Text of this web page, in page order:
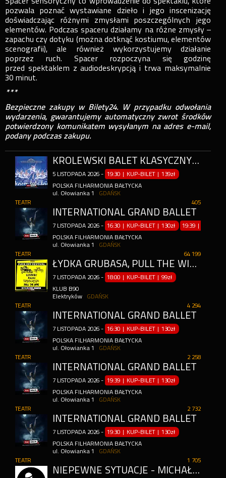
pozwala poznać wystawiane dzieło i jego inscenizację
doświadczając różnymi zmysłami poszczególnych jego
elementów. Podczas spaceru działamy na różne zmysły –
zapachu czy dotyku (można dotknąć kostiumu, elementów
scenografii), ale również wykorzystujemy działanie
poprzez ruch. Spacer rozpoczyna się godzinę
przed spektaklem z audiodeskrypcją i trwa maksymalnie
30 minut.
***
Bezpieczne zakupy w Bilety24. W przypadku odwołania
wydarzenia, gwarantujemy automatyczny zwrot środków
potwierdzony komunikatem wysyłanym na adres e-mail,
podany podczas zakupu.
KRÓLEWSKI BALET KLASYCZNY - JEZIORO ŁABĘDZIE
5 LISTOPADA 2026 - 19:30 | KUP-BILET |139zł
POLSKA FILHARMONIA BAŁTYCKA
ul. Ołowianka 1
GDAŃSK
405
TEATR
INTERNATIONAL GRAND BALLET
7 LISTOPADA 2026 - 16:30 | KUP-BILET |130zł
19:39 | KUP-
POLSKA FILHARMONIA BAŁTYCKA
ul. Ołowianka 1
GDAŃSK
64 199
TEATR
ŁYDKA GRUBASA, PULL THE WIRE, TWOJA STARA OF DEATH, TRANSGRESJA, 4 DZIKI, LENIWIEC
7 LISTOPADA 2026 - 18:00 | KUP-BILET |99zł
KLUB B90
Elektryków
GDAŃSK
4 294
TEATR
INTERNATIONAL GRAND BALLET
7 LISTOPADA 2026 - 16:30 | KUP-BILET |130zł
POLSKA FILHARMONIA BAŁTYCKA
ul. Ołowianka 1
GDAŃSK
2 258
TEATR
INTERNATIONAL GRAND BALLET
7 LISTOPADA 2026 - 19:39 | KUP-BILET |130zł
POLSKA FILHARMONIA BAŁTYCKA
ul. Ołowianka 1
GDAŃSK
2 732
TEATR
INTERNATIONAL GRAND BALLET
7 LISTOPADA 2026 - 19:30 | KUP-BILET |130zł
POLSKA FILHARMONIA BAŁTYCKA
ul. Ołowianka 1
GDAŃSK
1 705
TEATR
NIEPEWNE SYTUACJE - MICHAŁ KEMPA & WOJTEK FIEDORCZUK